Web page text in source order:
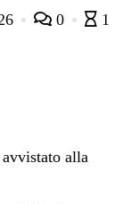
0
1
avvistato alla